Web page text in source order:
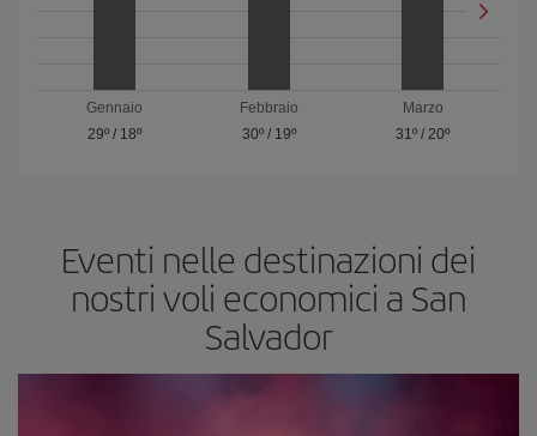
Gennaio
29º/ 18º
Febbraio
30º/ 19º
Marzo
31º /20º
Eventi nelle destinazioni dei
nostri voli economici a San
Salvador